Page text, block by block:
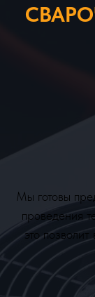
Мы готовы
проведения
это